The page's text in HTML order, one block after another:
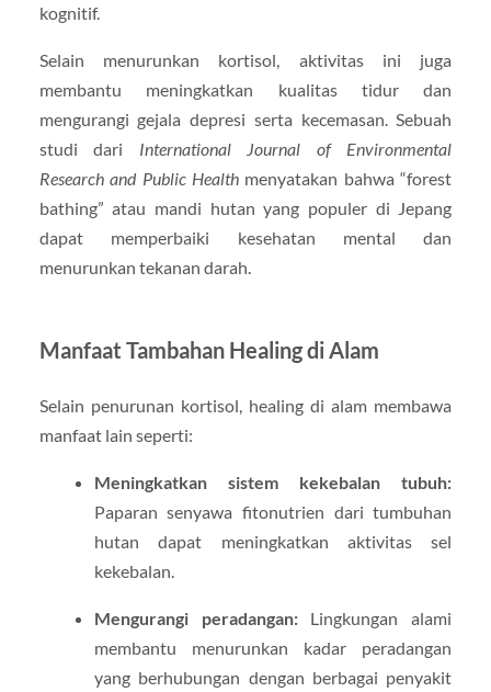
kognitif.
Selain menurunkan kortisol, aktivitas ini juga
membantu meningkatkan kualitas tidur dan
mengurangi gejala depresi serta kecemasan. Sebuah
studi dari International Journal of Environmental
Research and Public Health menyatakan bahwa “forest
bathing” atau mandi hutan yang populer di Jepang
dapat memperbaiki kesehatan mental dan
menurunkan tekanan darah.
Manfaat Tambahan Healing di Alam
Selain penurunan kortisol, healing di alam membawa
manfaat lain seperti:
Meningkatkan sistem kekebalan tubuh:
Paparan senyawa fitonutrien dari tumbuhan
hutan dapat meningkatkan aktivitas sel
kekebalan.
Mengurangi peradangan:Lingkungan alami
membantu menurunkan kadar peradangan
yang berhubungan dengan berbagai penyakit